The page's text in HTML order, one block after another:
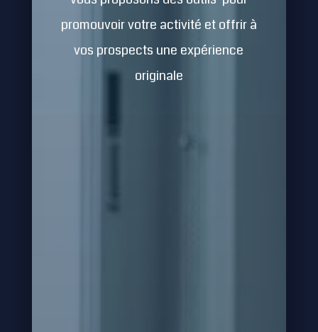
promouvoir votre activité et offrir à
vos prospects une expérience
originale